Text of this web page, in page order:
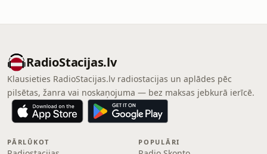
RadioStacijas.lv
Klausieties RadioStacijas.lv radiostacijas un aplādes pēc
pilsētas, žanra vai noskaņojuma — bez maksas jebkurā ierīcē.
PĀRLŪKOT POPULĀRI